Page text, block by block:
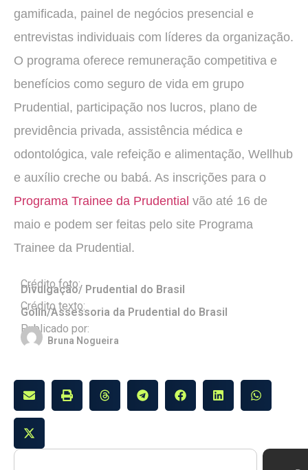
gamificada, painel de negócios presencial e
entrevistas individuais com líderes da organização.
O programa oferece remuneração competitiva e
benefícios como seguro de vida em grupo
Prudential, participação nos lucros, plano de
previdência privada, assistência médica e
odontológica, vale refeição e alimentação, Wellhub
e auxílio creche ou babá. As inscrições para o
Programa Trainee da Prudential vão até 16 de
maio e podem ser feitas pelo site Programa
Trainee da Prudential.
Crédito foto:
Divulgação/ Prudential do Brasil
Crédito texto:
Golin/Assessoria da Prudential do Brasil
Publicado por:
Bruna Nogueira